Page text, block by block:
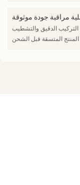
مراقبة جودة موثوقة
الدقيق والتشطيب